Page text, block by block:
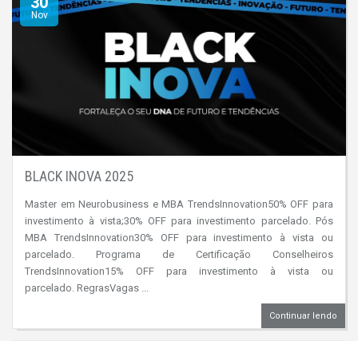
Nov
BLACK INOVA 2025
Master em Neurobusiness e MBA TrendsInnovation50% OFF para
investimento à vista;30% OFF para investimento parcelado. Pós
MBA TrendsInnovation30% OFF para investimento à vista ou
parcelado. Programa de Certificação Conselheiros
TrendsInnovation15% OFF para investimento à vista ou
parcelado. RegrasVagas ...
Continuar lendo